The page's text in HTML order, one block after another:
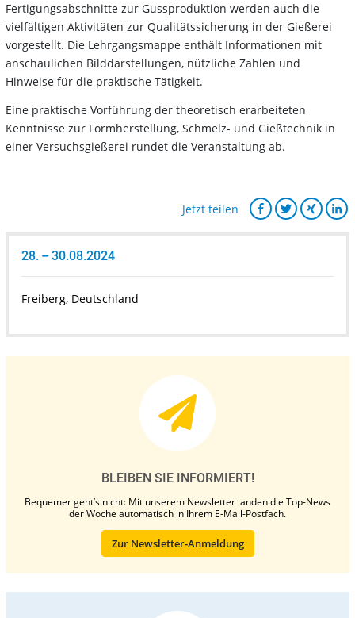
Fertigungsabschnitte zur Gussproduktion werden auch die
vielfältigen Aktivitäten zur Qualitätssicherung in der Gießerei
vorgestellt. Die Lehrgangsmappe enthält Informationen mit
anschaulichen Bilddarstellungen, nützliche Zahlen und
Hinweise für die praktische Tätigkeit.
Eine praktische Vorführung der theoretisch erarbeiteten
Kenntnisse zur Formherstellung, Schmelz- und Gießtechnik in
einer Versuchsgießerei rundet die Veranstaltung ab.
Jetzt teilen
28. – 30.08.2024
Freiberg, Deutschland
BLEIBEN SIE INFORMIERT!
Bequemer geht’s nicht: Mit unserem Newsletter landen die Top-News
der Woche automatisch in Ihrem E-Mail-Postfach.
Zur Newsletter-Anmeldung